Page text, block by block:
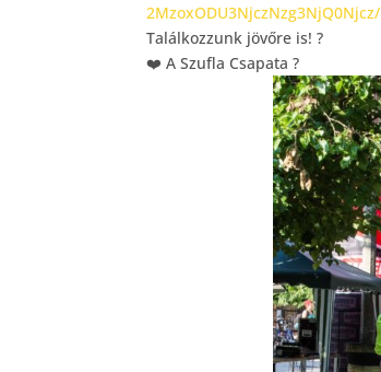
2MzoxODU3NjczNzg3NjQ0Njcz/
Találkozzunk jövőre is!?
❤️ A Szufla Csapata?